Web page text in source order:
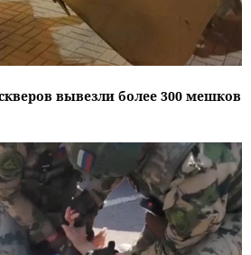
вывезли более 300 мешков